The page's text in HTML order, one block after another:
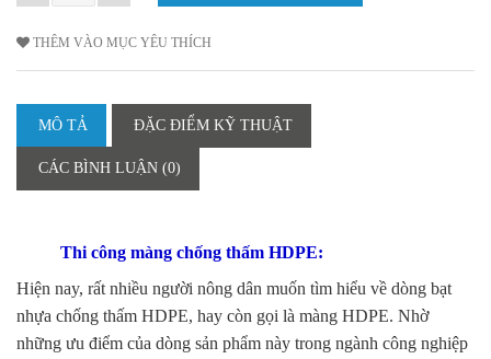
THÊM VÀO MỤC YÊU THÍCH
MÔ TẢ ĐẶC ĐIỂM KỸ THUẬT
CÁC BÌNH LUẬN (0)
Thi công màng chống thấm HDPE:
Hiện nay, rất nhiều người nông dân muốn tìm hiểu về dòng bạt
nhựa chống thấm HDPE, hay còn gọi là màng HDPE. Nhờ
những ưu điểm của dòng sản phẩm này trong ngành công nghiệp